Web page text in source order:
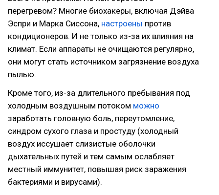
перегревом? Многие биохакеры, включая Дэйва
Эспри и Марка Сиссона, настроены против
кондиционеров. И не только из-за их влияния на
климат. Если аппараты не очищаются регулярно,
они могут стать источником загрязнение воздуха
пылью.
Кроме того, из-за длительного пребывания под
холодным воздушным потоком можно
заработать головную боль, переутомление,
синдром сухого глаза и простуду (холодный
воздух иссушает слизистые оболочки
дыхательных путей и тем самым ослабляет
местный иммунитет, повышая риск заражения
бактериями и вирусами).